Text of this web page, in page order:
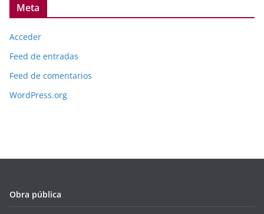
Meta
Acceder
Feed de entradas
Feed de comentarios
WordPress.org
Obra pública